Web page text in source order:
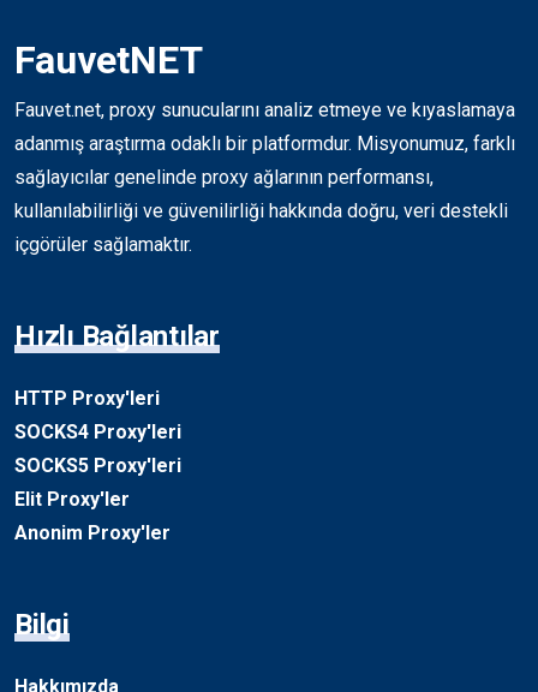
FauvetNET
Fauvet.net, proxy sunucularını analiz etmeye ve kıyaslamaya
adanmış araştırma odaklı bir platformdur. Misyonumuz, farklı
sağlayıcılar genelinde proxy ağlarının performansı,
kullanılabilirliği ve güvenilirliği hakkında doğru, veri destekli
içgörüler sağlamaktır.
Hızlı Bağlantılar
HTTP Proxy'leri
SOCKS4 Proxy'leri
SOCKS5 Proxy'leri
Elit Proxy'ler
Anonim Proxy'ler
Bilgi
Hakkımızda